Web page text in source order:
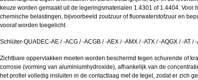
keuze worden gemaakt uit de legeringsmaterialen 1.4301 of 1.4404.
chemische belastingen, bijvoorbeeld zoutzuur of fluorwaterstofzuur en
vooraf worden toegelicht.
Schlüter-QUADEC-AE / -ACG / -ACGB / -AEX / -AMX / -ATX / -AQGX / -
Zichtbare oppervlakken moeten worden beschermd tegen schurende of
corrosie (vorming van aluminiumhydroxide), afhankelijk van de
het profiel volledig insluiten in de contactlaag met de tegel, zodat er zich